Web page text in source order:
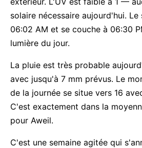
solaire nécessaire aujourd'hui.
06:02 AM et se couche à 06:30
lumière du jour.
La pluie est très probable
avec jusqu'à 7 mm prévus. Le
de la journée se situe vers 16
C'est exactement dans la
pour Aweil.
C'est une semaine agitée qui